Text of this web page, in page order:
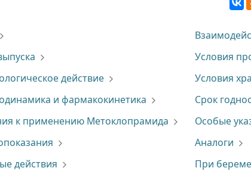
действие
и фармакокинетика
к применению Метоклопрамида
действия
Условия
Условия
Срок
Особые
Аналоги
При